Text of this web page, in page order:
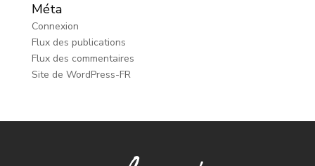
Méta
Connexion
Flux des publications
Flux des commentaires
Site de WordPress-FR